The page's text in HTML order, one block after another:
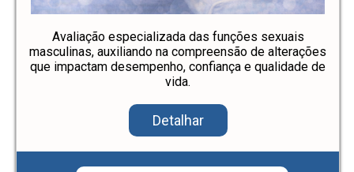
Avaliação especializada das funções sexuais
masculinas, auxiliando na compreensão de alterações
que impactam desempenho, confiança e qualidade de
vida.
Detalhar